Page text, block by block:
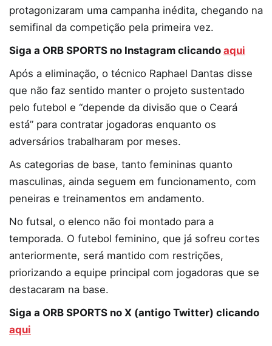
protagonizaram uma campanha inédita, chegando na
semifinal da competição pela primeira vez.
Siga a ORB SPORTS no Instagram clicando aqui
Após a eliminação, o técnico Raphael Dantas disse
que não faz sentido manter o projeto sustentado
pelo futebol e “depende da divisão que o Ceará
está” para contratar jogadoras enquanto os
adversários trabalharam por meses.
As categorias de base, tanto femininas quanto
masculinas, ainda seguem em funcionamento, com
peneiras e treinamentos em andamento.
No futsal, o elenco não foi montado para a
temporada. O futebol feminino, que já sofreu cortes
anteriormente, será mantido com restrições,
priorizando a equipe principal com jogadoras que se
destacaram na base.
Siga a ORB SPORTS no X (antigo Twitter) clicando
aqui